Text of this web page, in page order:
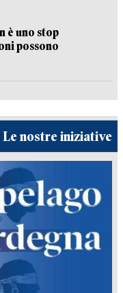
è uno stop
possono
Le nostre iniziative